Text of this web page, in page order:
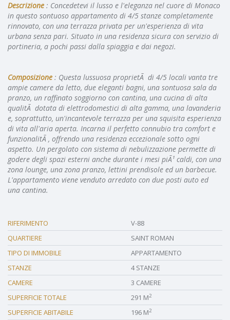
Descrizione : Concedetevi il lusso e l'eleganza nel cuore di Monaco
in questo sontuoso appartamento di 4/5 stanze completamente
rinnovato, con una terrazza privata per un'esperienza di vita
urbana senza pari. Situato in una residenza sicura con servizio di
portineria, a pochi passi dalla spiaggia e dai negozi.
Composizione : Questa lussuosa proprietÃ di 4/5 locali vanta tre
ampie camere da letto, due eleganti bagni, una sontuosa sala da
pranzo, un raffinato soggiorno con cantina, una cucina di alta
qualitÃ dotata di elettrodomestici di alta gamma, una lavanderia
e, soprattutto, un'incantevole terrazza per una squisita esperienza
di vita all'aria aperta. Incarna il perfetto connubio tra comfort e
funzionalitÃ , offrendo una residenza eccezionale sotto ogni
aspetto. Un pergolato con sistema di nebulizzazione permette di
godere degli spazi esterni anche durante i mesi piÃ¹ caldi, con una
zona lounge, una zona pranzo, lettini prendisole ed un barbecue.
L'appartamento viene venduto arredato con due posti auto ed
una cantina.
RIFERIMENTO
V-88
QUARTIERE
SAINT ROMAN
TIPO DI IMMOBILE
APPARTAMENTO
STANZE
4 STANZE
CAMERE
3 CAMERE
SUPERFICIE TOTALE
291 M2
SUPERFICIE ABITABILE 196 M2